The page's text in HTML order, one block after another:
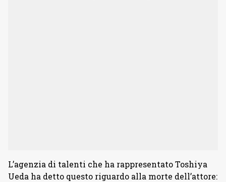
L’agenzia di talenti che ha rappresentato Toshiya
Ueda ha detto questo riguardo alla morte dell’attore: